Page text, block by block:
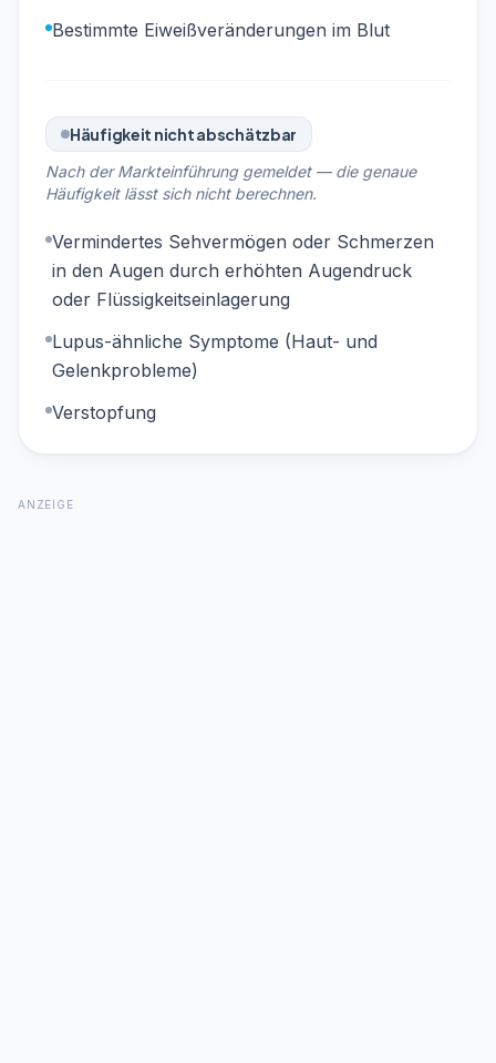
Bestimmte Eiweißveränderungen im Blut
Häufigkeit nicht abschätzbar
Nach der Markteinführung gemeldet — die genaue
Häufigkeit lässt sich nicht berechnen.
Vermindertes Sehvermögen oder Schmerzen
in den Augen durch erhöhten Augendruck
oder Flüssigkeitseinlagerung
Lupus-ähnliche Symptome (Haut- und
Gelenkprobleme)
Verstopfung
ANZEIGE